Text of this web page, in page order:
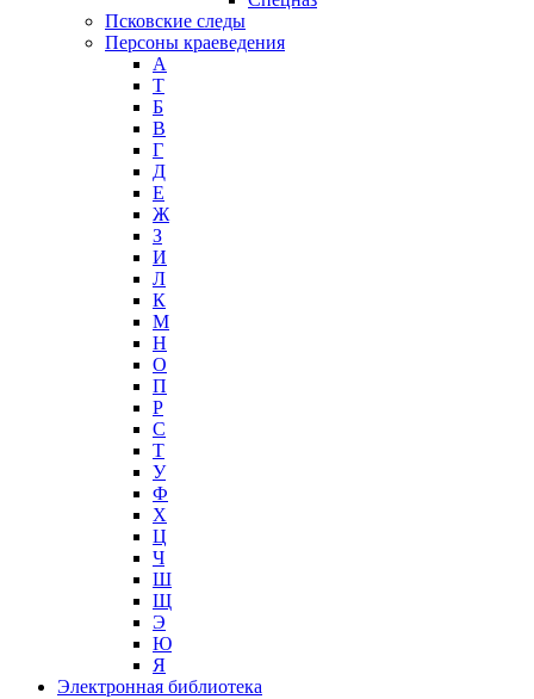
Псковские следы
Персоны краеведения
А
T
Б
В
Г
Д
Е
Ж
З
И
Л
К
М
Н
О
П
Р
С
Т
У
Ф
Х
Ц
Ч
Ш
Щ
Э
Ю
Я
Электронная библиотека